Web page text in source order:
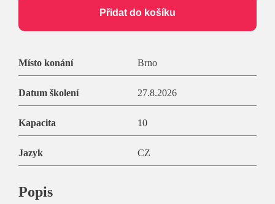
Přidat do košíku
Místo konání Brno
Datum školení 27.8.2026
Kapacita 10
Jazyk CZ
Popis